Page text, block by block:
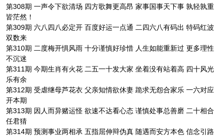
第308期 一声令下欲清场 四方歌舞更高昂 家事国事天下事 孰轻孰重
皆茫然！
第309期 六八四八必定开 百度好运一点通 二四六八有码出 特码红波
双数来
第310期 二度梅开惧风雨 十分谨慎好珍惜 人生如能重新过 更多理性
不沉迷
第311期 今期生肖有火花 二五一十发大家 坐着没有站着高 四十风光
乐有余
第312期 受虐继母芦花衣 父亲知情欲休妻 跪求无怨合家乐 一六对应
开本期
第313期 因人而异赌运怪 欲速不达看心态 谨慎处事总善磨 二十相合
任君猜
第314期 预测事业两相承 五指屈伸辩伪真 随遇而安方本色 信念引路